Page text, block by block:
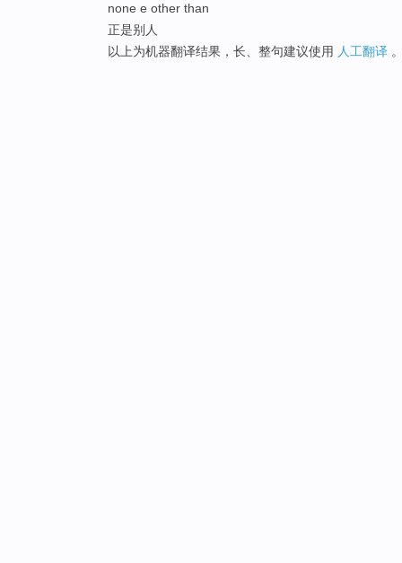
none e other than
正是别人
以上为机器翻译结果，长、整句建议使用 人工翻译